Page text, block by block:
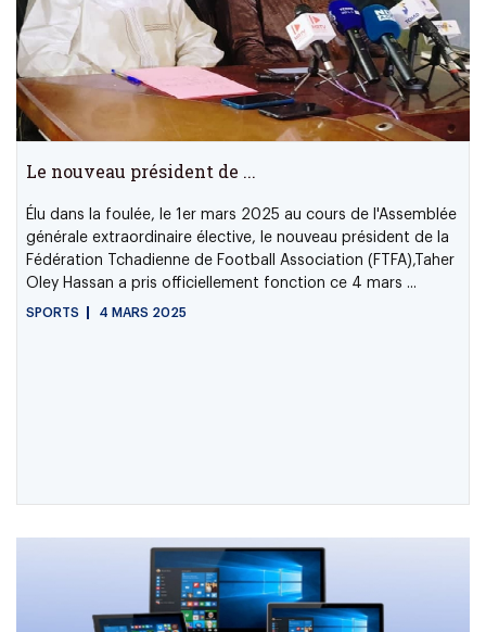
Le nouveau président de ...
Élu dans la foulée, le 1er mars 2025 au cours de l'Assemblée
générale extraordinaire élective, le nouveau président de la
Fédération Tchadienne de Football Association (FTFA),Taher
Oley Hassan a pris officiellement fonction ce 4 mars ...
SPORTS 4 MARS 2025